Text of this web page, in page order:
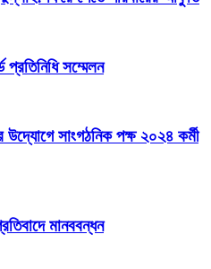
প্রতিনিধি সম্মেলন
উদ্যোগে সাংগঠনিক পক্ষ ২০২৪ কর্মী
মানববন্ধন